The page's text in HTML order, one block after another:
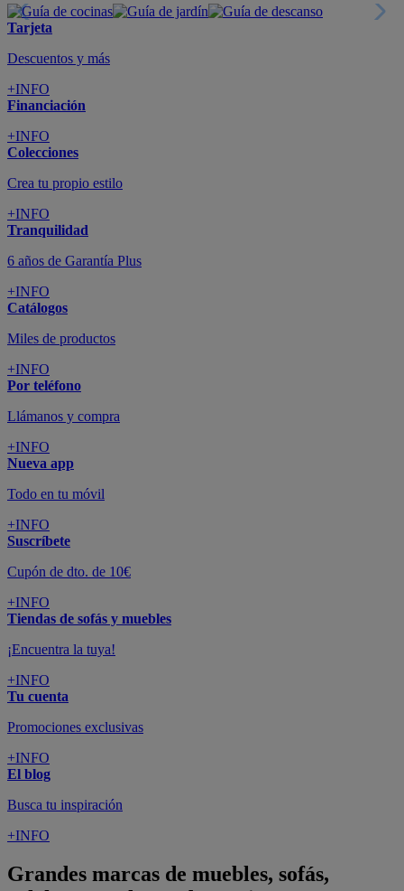
Tarjeta
Descuentos y más
+INFO
Financiación
+INFO
Colecciones
Crea tu propio estilo
+INFO
Tranquilidad
6 años de Garantía Plus
+INFO
Catálogos
Miles de productos
+INFO
Por teléfono
Llámanos y compra
+INFO
Nueva app
Todo en tu móvil
+INFO
Suscríbete
Cupón de dto. de 10€
+INFO
Tiendas de sofás y muebles
¡Encuentra la tuya!
+INFO
Tu cuenta
Promociones exclusivas
+INFO
El blog
Busca tu inspiración
+INFO
Grandes marcas de muebles, sofás,